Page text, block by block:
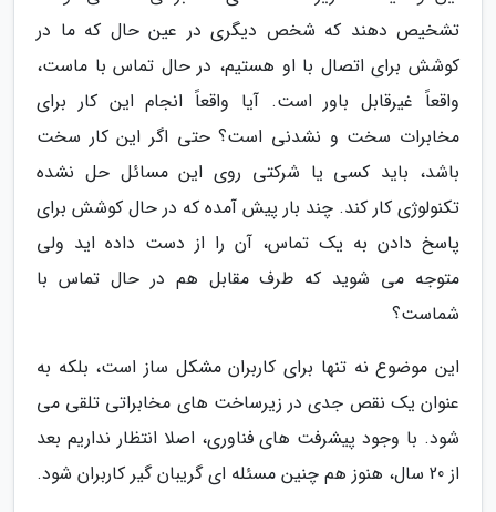
تشخیص دهند که شخص دیگری در عین حال که ما در
کوشش برای اتصال با او هستیم، در حال تماس با ماست،
واقعاً غیرقابل باور است. آیا واقعاً انجام این کار برای
مخابرات سخت و نشدنی است؟ حتی اگر این کار سخت
باشد، باید کسی یا شرکتی روی این مسائل حل نشده
تکنولوژی کار کند. چند بار پیش آمده که در حال کوشش برای
پاسخ دادن به یک تماس، آن را از دست داده اید ولی
متوجه می شوید که طرف مقابل هم در حال تماس با
شماست؟
این موضوع نه تنها برای کاربران مشکل ساز است، بلکه به
عنوان یک نقص جدی در زیرساخت های مخابراتی تلقی می
شود. با وجود پیشرفت های فناوری، اصلا انتظار نداریم بعد
از 20 سال، هنوز هم چنین مسئله ای گریبان گیر کاربران شود.